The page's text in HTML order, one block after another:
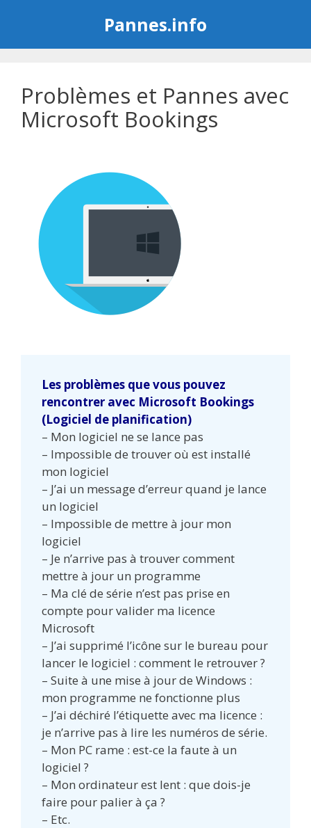
Pannes.info
Problèmes et Pannes avec
Microsoft Bookings
Les problèmes que vous pouvez
rencontrer avec Microsoft Bookings
(Logiciel de planification)
– Mon logiciel ne se lance pas
– Impossible de trouver où est installé
mon logiciel
– J’ai un message d’erreur quand je lance
un logiciel
– Impossible de mettre à jour mon
logiciel
– Je n’arrive pas à trouver comment
mettre à jour un programme
– Ma clé de série n’est pas prise en
compte pour valider ma licence
Microsoft
– J’ai supprimé l’icône sur le bureau pour
lancer le logiciel : comment le retrouver ?
– Suite à une mise à jour de Windows :
mon programme ne fonctionne plus
– J’ai déchiré l’étiquette avec ma licence :
je n’arrive pas à lire les numéros de série.
– Mon PC rame : est-ce la faute à un
logiciel ?
– Mon ordinateur est lent : que dois-je
faire pour palier à ça ?
– Etc.